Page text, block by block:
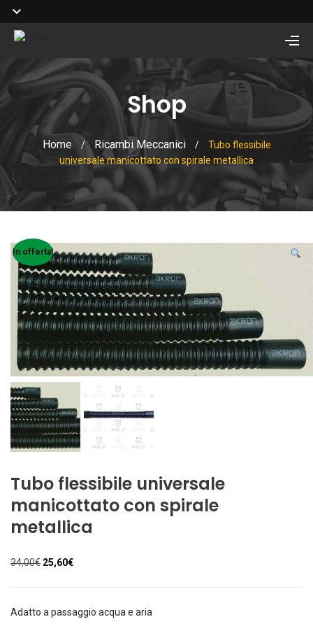
Shop
Home / Ricambi Meccanici /
Tubo flessibile
universale manicottato con spirale metallica
In offerta!
Tubo flessibile universale
manicottato con spirale
metallica
34,00€ Il
originale
34,00€.
25,60€Il
attuale
25,60€.
Adatto a passaggio acqua e aria